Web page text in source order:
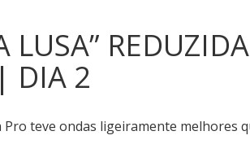
LUSA”
DIA 2
Pro teve ondas ligeiramente melhores